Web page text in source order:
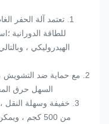
1. تعتمد آلة الحفر
للطاقة الدورانية
الهيدروليكي ، وبالتالي
2. مع حماية ضد التشويش ،
السهل حرق
3. خفيفة وسهلة النقل ،
من 500 كجم ، ويمكن